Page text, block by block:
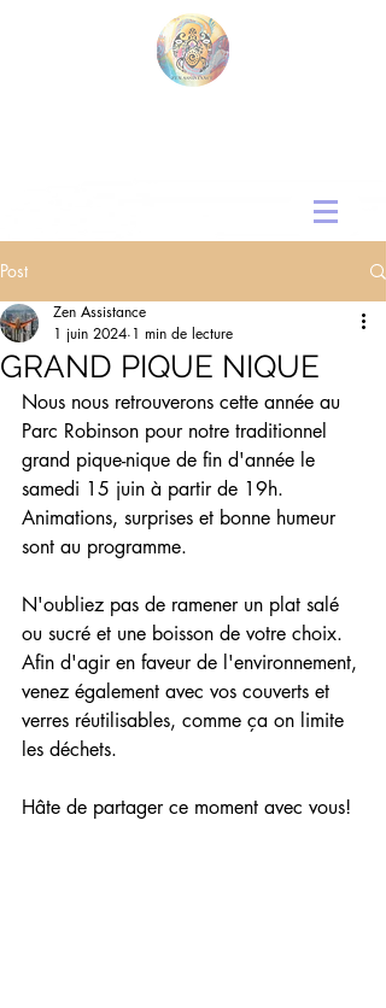
Post
GRAND PIQUE NIQUE
Zen Assistance
1 juin 2024 1 min de lecture
Nous nous retrouverons cette année au
Parc Robinson pour notre traditionnel
grand pique-nique de fin d'année le
samedi 15 juin à partir de 19h.
Animations, surprises et bonne humeur
sont au programme.
N'oubliez pas de ramener un plat salé
ou sucré et une boisson de votre choix.
Afin d'agir en faveur de l'environnement,
venez également avec vos couverts et
verres réutilisables, comme ça on limite
les déchets.
Hâte de partager ce moment avec vous!